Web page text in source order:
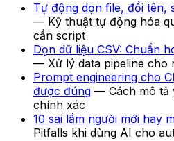
Tự động dọn file, đổi tên,
— Kỹ thuật tự động hóa
cần script
Dọn dữ liệu CSV: Chuẩn
— Xử lý data pipeline cho
Prompt engineering cho
được đúng — Cách mô tả
chính xác
10 sai lầm người mới hay
Pitfalls khi dùng AI cho